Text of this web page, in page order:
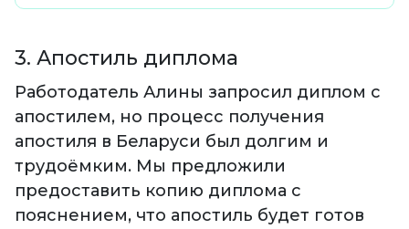
3. Апостиль диплома
Работодатель Алины запросил диплом с
апостилем, но процесс получения
апостиля в Беларуси был долгим и
трудоёмким. Мы предложили
предоставить копию диплома с
пояснением, что апостиль будет готов